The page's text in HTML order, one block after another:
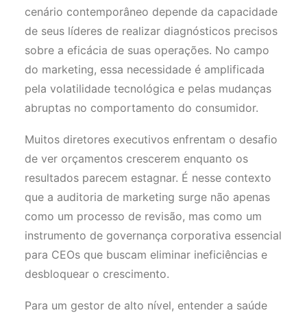
cenário contemporâneo depende da capacidade
de seus líderes de realizar diagnósticos precisos
sobre a eficácia de suas operações. No campo
do marketing, essa necessidade é amplificada
pela volatilidade tecnológica e pelas mudanças
abruptas no comportamento do consumidor.
Muitos diretores executivos enfrentam o desafio
de ver orçamentos crescerem enquanto os
resultados parecem estagnar. É nesse contexto
que a auditoria de marketing surge não apenas
como um processo de revisão, mas como um
instrumento de governança corporativa essencial
para CEOs que buscam eliminar ineficiências e
desbloquear o crescimento.
Para um gestor de alto nível, entender a saúde